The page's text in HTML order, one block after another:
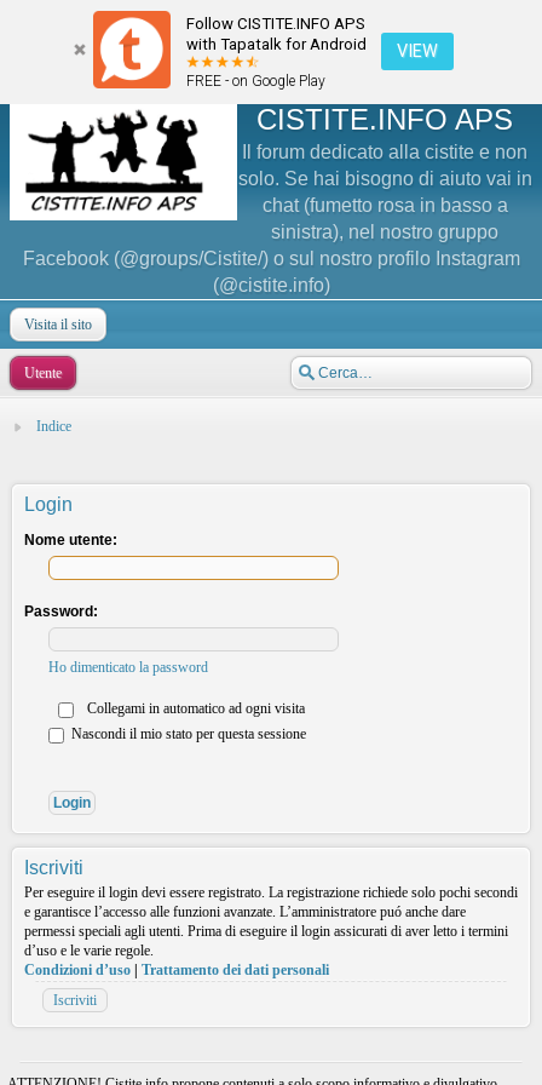
Follow CISTITE.INFO APS
with Tapatalk for Android
FREE - on Google Play
VIEW
CISTITE.INFO APS
Il forum dedicato alla cistite e non
solo. Se hai bisogno di aiuto vai in
chat (fumetto rosa in basso a
sinistra), nel nostro gruppo
Facebook (@groups/Cistite/) o sul nostro profilo Instagram
(@cistite.info)
Visita il sito
Utente
Indice
Login
Nome utente:
Password:
Ho dimenticato la password
Collegami in automatico ad ogni visita
Nascondi il mio stato per questa sessione
Iscriviti
Per eseguire il login devi essere registrato. La registrazione richiede solo pochi secondi
e garantisce l’accesso alle funzioni avanzate. L’amministratore puó anche dare
permessi speciali agli utenti. Prima di eseguire il login assicurati di aver letto i termini
d’uso e le varie regole.
Condizioni d’uso
Trattamento dei dati personali
Iscriviti